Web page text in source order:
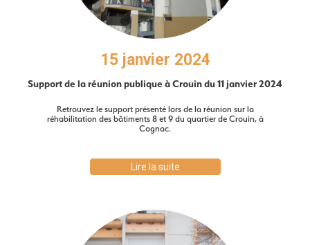
15 janvier 2024
Support de la réunion publique à Crouin du 11 janvier 2024
Retrouvez le support présenté lors de la réunion sur la
réhabilitation des bâtiments 8 et 9 du quartier de Crouin, à
Cognac.
Lire la suite